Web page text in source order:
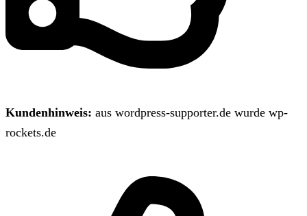
Kundenhinweis: aus wordpress-supporter.de wurde wp-
rockets.de